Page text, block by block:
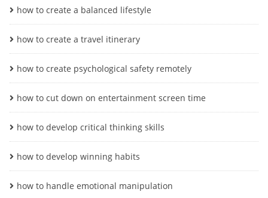
how to create a balanced lifestyle
how to create a travel itinerary
how to create psychological safety remotely
how to cut down on entertainment screen time
how to develop critical thinking skills
how to develop winning habits
how to handle emotional manipulation